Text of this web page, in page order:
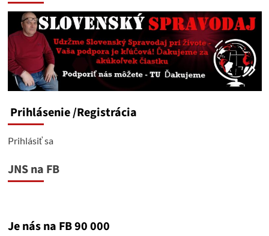
Prihlásenie/Registrácia
Prihlásiť sa
JNS na FB
Je nás na FB 90 000